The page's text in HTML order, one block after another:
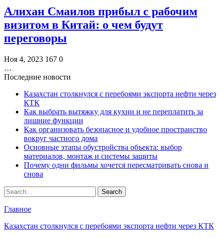
Алихан Смаилов прибыл с рабочим
визитом в Китай: о чем будут
переговоры
Ноя 4, 2023 167 0
…
Последние новости
Казахстан столкнулся с перебоями экспорта нефти через
КТК
Как выбрать вытяжку для кухни и не переплатить за
лишние функции
Как организовать безопасное и удобное пространство
вокруг частного дома
Основные этапы обустройства объекта: выбор
материалов, монтаж и системы защиты
Почему одни фильмы хочется пересматривать снова и
снова
Главное
Казахстан столкнулся с перебоями экспорта нефти через КТК